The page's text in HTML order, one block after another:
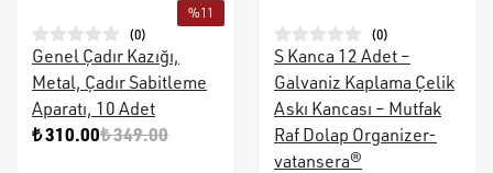
%11
(0)
Genel Çadır Kazığı,
Metal, Çadır Sabitleme
Aparatı, 10 Adet
₺ 310.00₺ 349.00
(0)
S Kanca 12 Adet –
Galvaniz Kaplama Çelik
Askı Kancası – Mutfak
Raf Dolap Organizer-
vatansera®